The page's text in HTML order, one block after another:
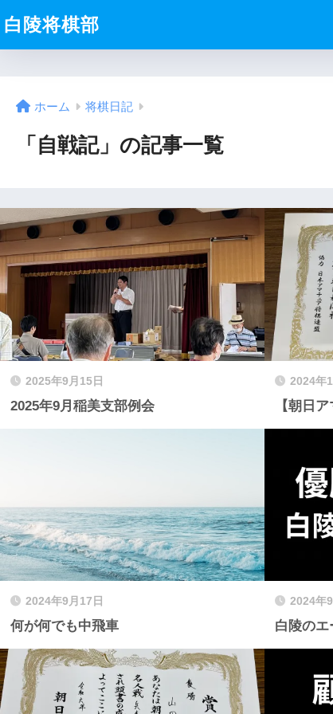
白陵将棋部
ホーム 将棋日記
「自戦記」の記事一覧
2025年9月15日
2025年9月稲美支部例会
2024年
【朝日
2024年9月17日
何が何でも中飛車
2024年
白陵のエ